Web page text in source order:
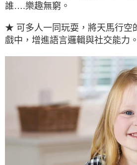
誰….樂趣無窮。
★ 可多人一同玩耍，將天馬行空
戲中，增進語言邏輯與社交能力。